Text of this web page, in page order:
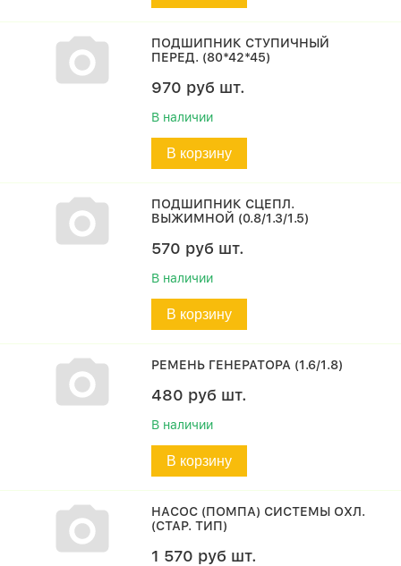
ПОДШИПНИК СТУПИЧНЫЙ
ПЕРЕД. (80*42*45)
970 руб шт.
В наличии
В корзину
ПОДШИПНИК СЦЕПЛ.
ВЫЖИМНОЙ (0.8/1.3/1.5)
570 руб шт.
В наличии
В корзину
РЕМЕНЬ ГЕНЕРАТОРА (1.6/1.8)
480 руб шт.
В наличии
В корзину
НАСОС (ПОМПА) СИСТЕМЫ ОХЛ.
(СТАР. ТИП)
1 570 руб шт.